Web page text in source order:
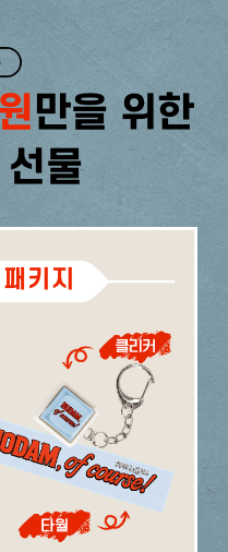
만을 위한
물
키지